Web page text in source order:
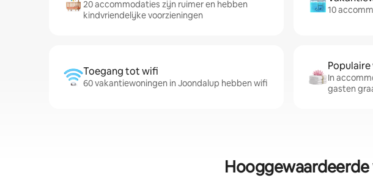
20 accommodaties zijn ruimer en hebben
kindvriendelijke voorzieningen
10
Toegang tot wifi
60 vakantiewoningen in Joondalup hebben wifi
In
gasten